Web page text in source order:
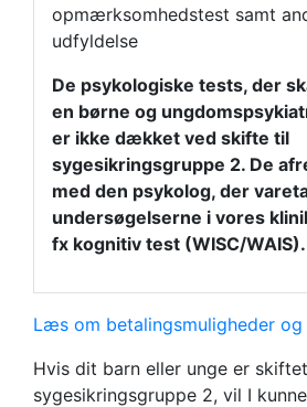
opmærksomhedstest samt
udfyldelse
De psykologiske tests, der
en børne og
er ikke dækket ved skifte til
sygesikringsgruppe 2. De
med den psykolog, der
undersøgelserne i vores
fx kognitiv test (WISC/WAIS).
Læs om betalingsmuligheder og
Hvis dit barn eller unge er
sygesikringsgruppe 2, vil I